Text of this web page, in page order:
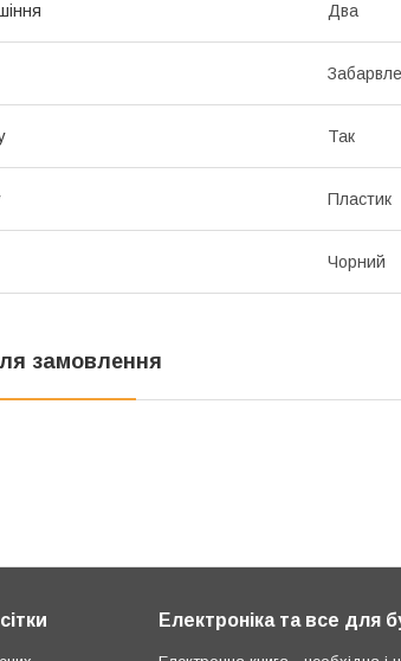
Два
Так
Пластик
Чорний
замовлення
Електроніка та все для